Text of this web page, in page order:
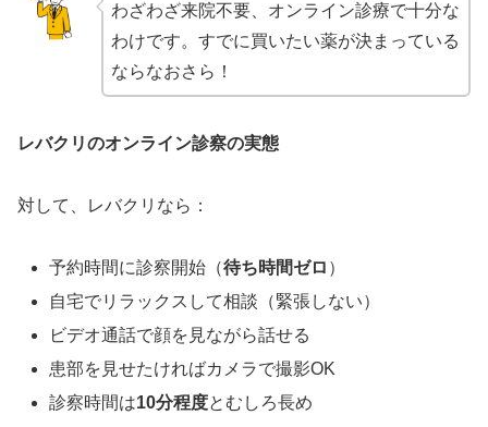
わざわざ来院不要、オンライン診療で十分な
わけです。すでに買いたい薬が決まっている
ならなおさら！
レバクリのオンライン診察の実態
対して、レバクリなら：
予約時間に診察開始（待ち時間ゼロ ）
自宅でリラックスして相談（緊張しない）
ビデオ通話で顔を見ながら話せる
患部を見せたければカメラで撮影OK
診察時間は10分程度とむしろ長め